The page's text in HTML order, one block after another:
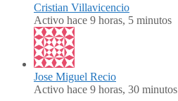
Cristian Villavicencio
Activo hace 9 horas, 5 minutos
Jose Miguel Recio
Activo hace 9 horas, 30 minutos